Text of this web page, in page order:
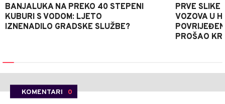
BANJALUKA NA PREKO 40 STEPENI
KUBURI S VODOM: LJETO
IZNENADILO GRADSKE SLUŽBE?
PRVE SLIKE
VOZOVA U
PROŠAO
KOMENTARI 0